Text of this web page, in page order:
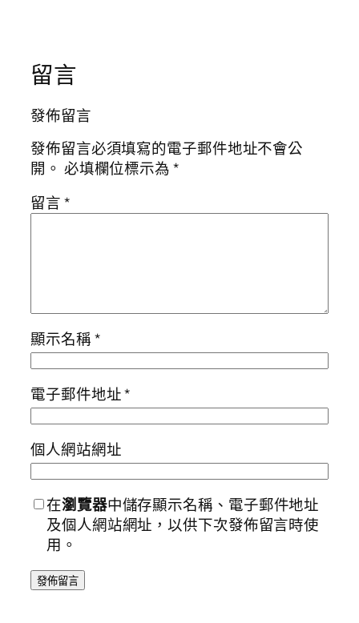
留言
發佈留言
發佈留言必須填寫的電子郵件地址不會公
開。 必填欄位標示為*
留言*
顯示名稱*
電子郵件地址*
個人網站網址
在瀏覽器中儲存顯示名稱、電子郵件地址
及個人網站網址，以供下次發佈留言時使
用。